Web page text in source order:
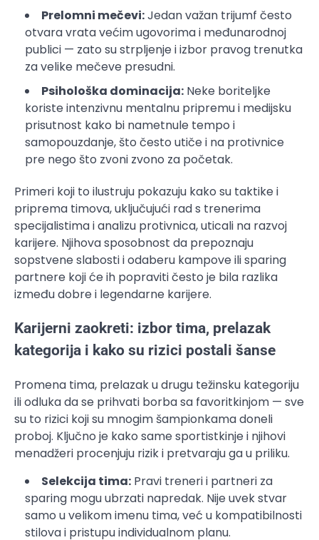
Prelomni mečevi:Jedan važan trijumf često
otvara vrata većim ugovorima i međunarodnoj
publici — zato su strpljenje i izbor pravog trenutka
za velike mečeve presudni.
Psihološka dominacija: Neke boriteljke
koriste intenzivnu mentalnu pripremu i medijsku
prisutnost kako bi nametnule tempo i
samopouzdanje, što često utiče i na protivnice
pre nego što zvoni zvono za početak.
Primeri koji to ilustruju pokazuju kako su taktike i
priprema timova, uključujući rad s trenerima
specijalistima i analizu protivnica, uticali na razvoj
karijere. Njihova sposobnost da prepoznaju
sopstvene slabosti i odaberu kampove ili sparing
partnere koji će ih popraviti često je bila razlika
između dobre i legendarne karijere.
Karijerni zaokreti: izbor tima, prelazak
kategorija i kako su rizici postali šanse
Promena tima, prelazak u drugu težinsku kategoriju
ili odluka da se prihvati borba sa favoritkinjom — sve
su to rizici koji su mnogim šampionkama doneli
proboj. Ključno je kako same sportistkinje i njihovi
menadžeri procenjuju rizik i pretvaraju ga u priliku.
Selekcija tima: Pravi treneri i partneri za
sparing mogu ubrzati napredak. Nije uvek stvar
samo u velikom imenu tima, već u kompatibilnosti
stilova i pristupu individualnom planu.